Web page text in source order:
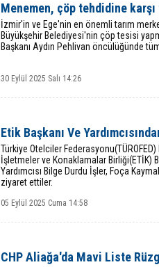
Menemen, çöp tehdidine
İzmir'in ve Ege'nin en önemli tarım
Büyükşehir Belediyesi'nin çöp tesisi
Başkanı Aydın Pehlivan öncülüğünde
30 Eylül 2025 Salı 14:26
Etik Başkanı Ve
Türkiye Otelciler Federasyonu(TÜROFED)
İşletmeler ve Konaklamalar Birliği(ETİK)
Yardımcısı Bilge Durdu İşler, Foça
ziyaret ettiler.
05 Eylül 2025 Cuma 14:58
CHP Aliağa'da Mavi Liste